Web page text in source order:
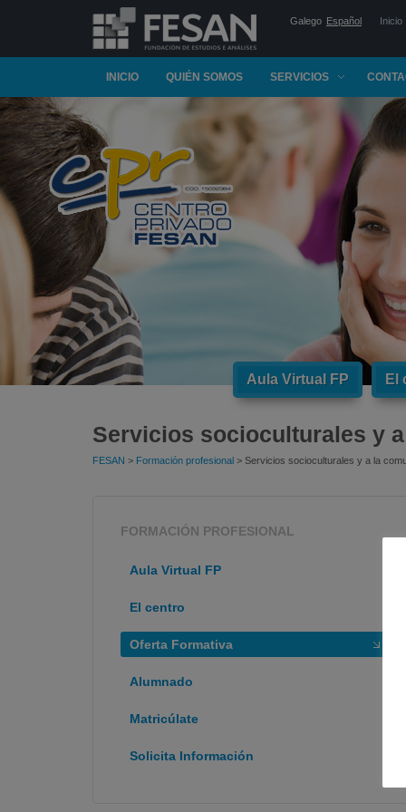
Galego Español Inicio
INICIO QUIÉN SOMOS SERVICIOS
Aula Virtual FP El
Servicios socioculturales y
FESAN > Formación profesional > Servicios socioculturales y a la
FORMACIÓN PROFESIONAL
Aula Virtual FP
El centro
Oferta Formativa
Alumnado
Matricúlate
Solicita Información